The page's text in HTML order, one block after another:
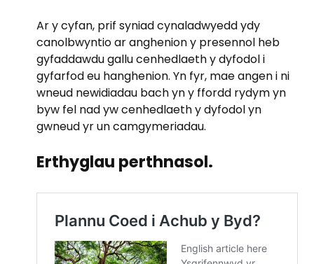
Ar y cyfan, prif syniad cynaladwyedd ydy
canolbwyntio ar anghenion y presennol heb
gyfaddawdu gallu cenhedlaeth y dyfodol i
gyfarfod eu hanghenion. Yn fyr, mae angen i ni
wneud newidiadau bach yn y ffordd rydym yn
byw fel nad yw cenhedlaeth y dyfodol yn
gwneud yr un camgymeriadau.
Erthyglau perthnasol.